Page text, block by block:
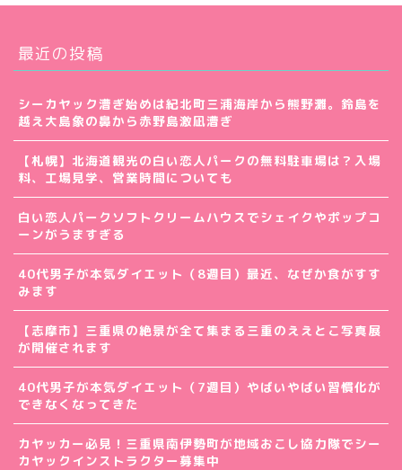
最近の投稿
シーカヤック漕ぎ始めは紀北町三浦海岸から熊野灘。鈴島を
越え大島象の鼻から赤野島激凪漕ぎ
【札幌】北海道観光の白い恋人パークの無料駐車場は？入場
料、工場見学、営業時間についても
白い恋人パークソフトクリームハウスでシェイクやポップコ
ーンがうますぎる
40代男子が本気ダイエット（8週目）最近、なぜか食がすす
みます
【志摩市】三重県の絶景が全て集まる三重のええとこ写真展
が開催されます
40代男子が本気ダイエット（7週目）やばいやばい習慣化が
できなくなってきた
カヤッカー必見！三重県南伊勢町が地域おこし協力隊でシー
カヤックインストラクター募集中